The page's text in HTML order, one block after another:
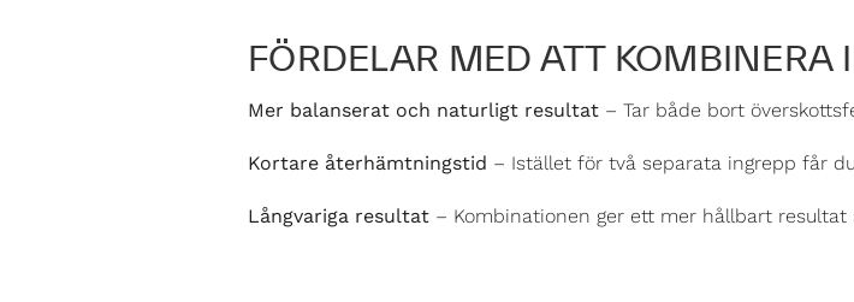
FÖRDELAR MED ATT KOMBINERA
Mer balanserat och naturligt resultat – Tar både bort
Kortare återhämtningstid – Istället för två separata ingrepp får
Långvariga resultat – Kombinationen ger ett mer hållbart